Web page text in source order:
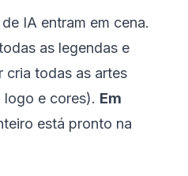
IA entram em cena.
as legendas e
cria todas as artes
logo e cores). Em
está pronto na